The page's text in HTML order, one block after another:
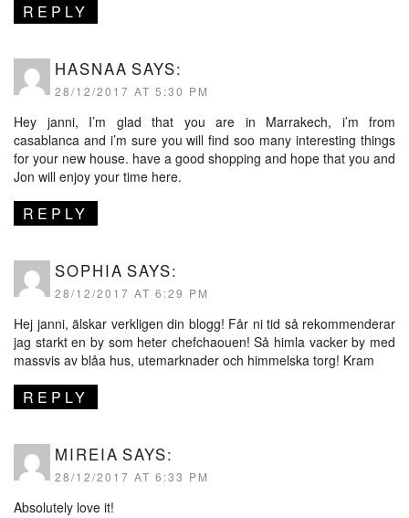
REPLY
HASNAA SAYS:
28/12/2017 AT 5:30 PM
Hey janni, I’m glad that you are in Marrakech, i’m from
casablanca and i’m sure you will find soo many interesting things
for your new house. have a good shopping and hope that you and
Jon will enjoy your time here.
REPLY
SOPHIA SAYS:
28/12/2017 AT 6:29 PM
Hej janni, älskar verkligen din blogg! Får ni tid så rekommenderar
jag starkt en by som heter chefchaouen! Så himla vacker by med
massvis av blåa hus, utemarknader och himmelska torg! Kram
REPLY
MIREIA SAYS:
28/12/2017 AT 6:33 PM
Absolutely love it!